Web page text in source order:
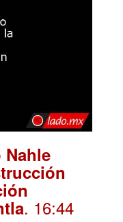
. 16:44